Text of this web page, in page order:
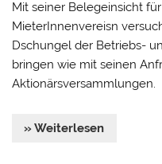
Mit seiner Belegeinsicht
MieterInnenvereisn
Dschungel der Betriebs-
bringen wie mit seinen
Aktionärsversammlungen.
» Weiterlesen